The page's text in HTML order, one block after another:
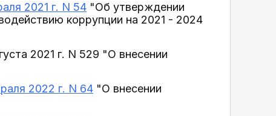
2021 г. N 54 "Об утверждении
коррупции на 2021 - 2024
2021 г. N 529 "О внесении
2022 г. N 64 "О внесении